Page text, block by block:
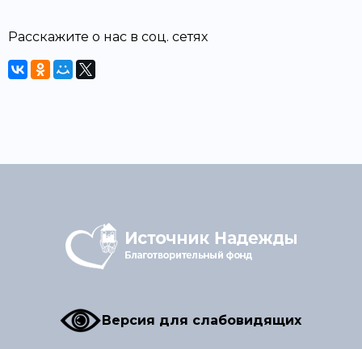
Расскажите о нас в соц. сетях
Версия для слабовидящих